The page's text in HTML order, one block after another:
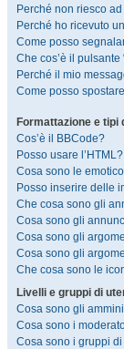
Perché non riesco
Perché ho ricevuto
Come posso
Che cos’è il
Perché il mio
Come posso
Formattazione e tipi
Cos’è il BBCode?
Posso usare l’HTML?
Cosa sono le
Posso inserire delle
Che cosa sono gli
Cosa sono gli
Cosa sono gli
Cosa sono gli
Che cosa sono le
Livelli e gruppi di
Cosa sono gli
Cosa sono i
Cosa sono i gruppi